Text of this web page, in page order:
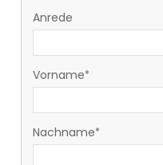
Anrede
Vorname
Nachname